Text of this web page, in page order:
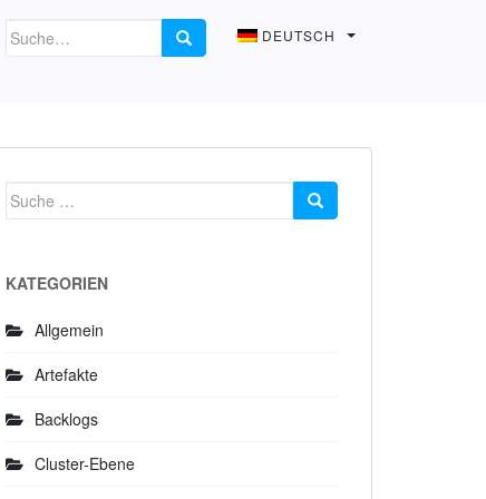
DEUTSCH
Suche
KATEGORIEN
Allgemein
Artefakte
Backlogs
Cluster-Ebene